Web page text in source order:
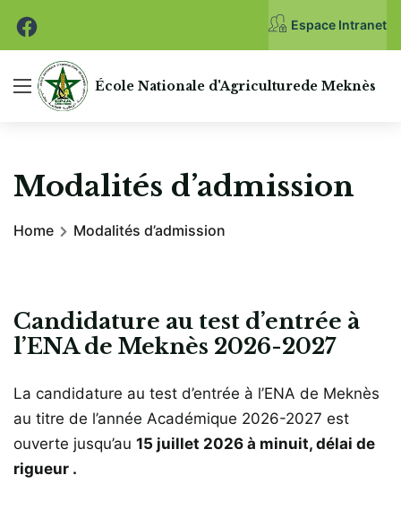
Espace Intranet
École Nationale d'Agriculturede Meknès
Modalités d’admission
Home Modalités d’admission
Candidature au test d’entrée à
l’ENA de Meknès 2026-2027
La candidature au test d’entrée à l’ENA de Meknès
au titre de l’année Académique 2026-2027 est
ouverte jusqu’au 15 juillet 2026 à minuit, délai de
rigueur .